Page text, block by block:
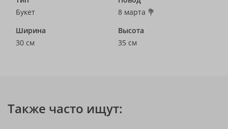
Букет
8 марта 💐
Ширина
30 см
Высота
35 см
Также часто ищут: